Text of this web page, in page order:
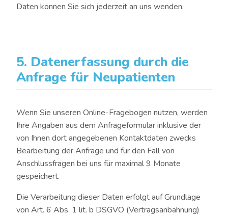
Daten können Sie sich jederzeit an uns wenden.
5. Datenerfassung durch die
Anfrage für Neupatienten
Wenn Sie unseren Online-Fragebogen nutzen, werden
Ihre Angaben aus dem Anfrageformular inklusive der
von Ihnen dort angegebenen Kontaktdaten zwecks
Bearbeitung der Anfrage und für den Fall von
Anschlussfragen bei uns für maximal 9 Monate
gespeichert.
Die Verarbeitung dieser Daten erfolgt auf Grundlage
von Art. 6 Abs. 1 lit. b DSGVO (Vertragsanbahnung)